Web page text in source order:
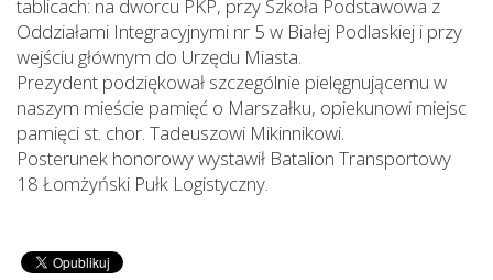
tablicach: na dworcu PKP, przy Szkoła Podstawowa z
Oddziałami Integracyjnymi nr 5 w Białej Podlaskiej i przy
wejściu głównym do Urzędu Miasta.
Prezydent podziękował szczególnie pielęgnującemu w
naszym mieście pamięć o Marszałku, opiekunowi miejsc
pamięci st. chor. Tadeuszowi Mikinnikowi.
Posterunek honorowy wystawił Batalion Transportowy
18 Łomżyński Pułk Logistyczny.